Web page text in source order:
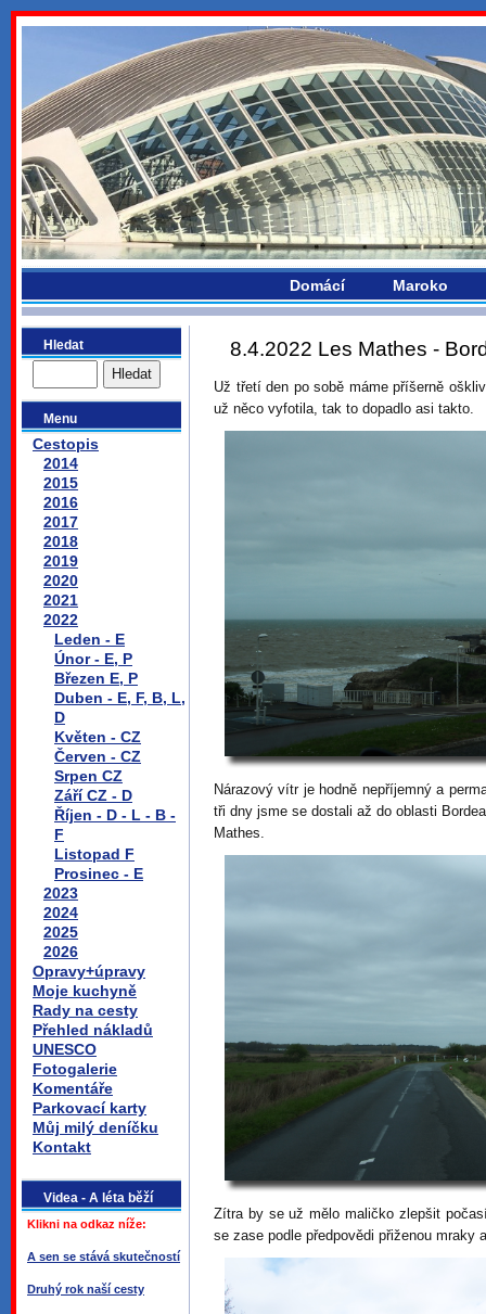
bydlikemevropou.com
Domácí Maroko
Hledat
Menu
Cestopis
2014
2015
2016
2017
2018
2019
2020
2021
2022
Leden - E
Únor - E, P
Březen E, P
Duben - E, F, B, L,
D
Květen - CZ
Červen - CZ
Srpen CZ
Září CZ - D
Říjen - D - L - B -
F
Listopad F
Prosinec - E
2023
2024
2025
2026
Opravy+úpravy
Moje kuchyně
Rady na cesty
Přehled nákladů
UNESCO
Fotogalerie
Komentáře
Parkovací karty
Můj milý deníčku
Kontakt
Videa - A léta běží
Klikni na odkaz níže:
A sen se stává skutečností
Druhý rok naší cesty
8.4.2022 Les Mathes -
Už třetí den po sobě máme příšerně
už něco vyfotila, tak to dopadlo asi takto.
Nárazový vítr je hodně nepříjemný a
tři dny jsme se dostali až do oblasti
Mathes.
Zítra by se už mělo maličko zlepšit
se zase podle předpovědi přiženou mraky